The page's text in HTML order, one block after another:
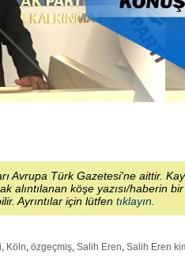
Avrupa Türk Gazetesi'ne aittir.
alıntılanan köşe yazısı/haberin
Ayrıntılar için lütfen tıklayın
, Köln, özgeçmiş, Salih Eren, Salih Eren